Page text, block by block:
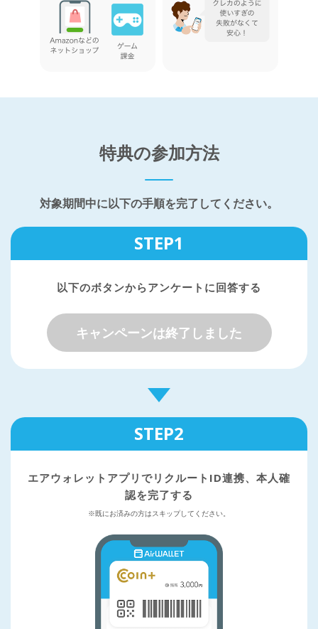
特典の参加方法
対象期間中に以下の手順を完了してください。
STEP1
以下のボタンからアンケートに回答する
キャンペーンは終了しました
STEP2
エアウォレットアプリでリクルートID連携、本人確
認を完了する
※既にお済みの方はスキップしてください。